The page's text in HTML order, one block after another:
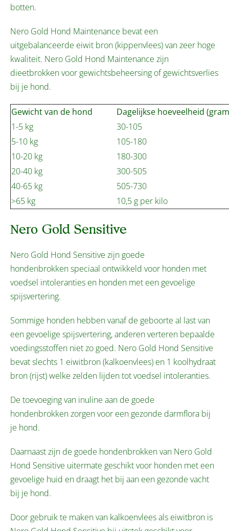
botten.
Nero Gold Hond Maintenance bevat een
uitgebalanceerde eiwit bron (kippenvlees) van zeer hoge
kwaliteit. Nero Gold Hond Maintenance zijn
dieetbrokken voor gewichtsbeheersing of gewichtsverlies
bij je hond.
Gewicht van de hond
Dagelijkse hoeveelheid
1-5 kg
30-105
5-10 kg
105-180
10-20 kg
180-300
20-40 kg
300-505
40-65 kg
505-730
>65 kg
10,5 g per kilo
Nero Gold Sensitive
Nero Gold Hond Sensitive zijn goede
hondenbrokken speciaal ontwikkeld voor honden met
voedsel intoleranties en honden met een gevoelige
spijsvertering.
Sommige honden hebben vanaf de geboorte al last van
een gevoelige spijsvertering, anderen verteren bepaalde
voedingsstoffen niet zo goed. Nero Gold Hond Sensitive
bevat slechts 1 eiwitbron (kalkoenvlees) en 1 koolhydraat
bron (rijst) welke zelden lijden tot voedsel intoleranties.
De toevoeging van inuline aan de goede
hondenbrokken zorgen voor een gezonde darmflora bij
je hond.
Daarnaast zijn de goede hondenbrokken van Nero Gold
Hond Sensitive uitermate geschikt voor honden met een
gevoelige huid en draagt het bij aan een gezonde vacht
bij je hond.
Door gebruik te maken van kalkoenvlees als eiwitbron is